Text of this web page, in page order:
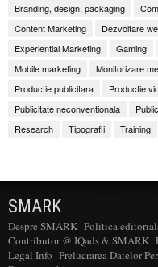
Branding, design, packaging
Content Marketing
Dezvoltare
Experiential Marketing
Gaming
Mobile marketing
Monitorizare
Productie publicitara
Productie
Publicitate neconventionala
Research
Tipografii Training
SMARK
Despre SMARK Politica
Contributor @ IQads & SMARK
Legal Info Prelucrarea Datelor